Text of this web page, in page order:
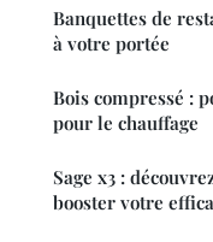
Banquettes de
à votre portée
Bois compressé :
pour le chauffage
Sage x3 :
booster votre